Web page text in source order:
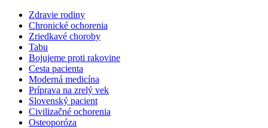
Zdravie rodiny
Chronické ochorenia
Zriedkavé choroby
Tabu
Bojujeme proti rakovine
Cesta pacienta
Moderná medicína
Príprava na zrelý vek
Slovenský pacient
Civilizačné ochorenia
Osteoporóza